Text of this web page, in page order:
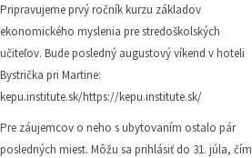
Pripravujeme prvý ročník kurzu základov
ekonomického myslenia pre stredoškolských
učiteľov. Bude posledný augustový víkend v hoteli
Bystrička pri Martine:
kepu.institute.sk/https://kepu.institute.sk/
Pre záujemcov o neho s ubytovaním ostalo pár
posledných miest. Môžu sa prihlásiť do 31. júla, čím